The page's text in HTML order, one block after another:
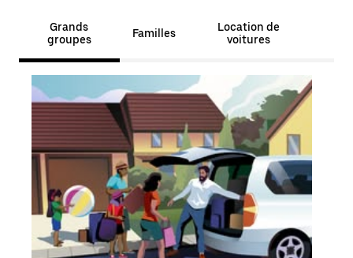
Grands
groupes
Familles
Location de
voitures